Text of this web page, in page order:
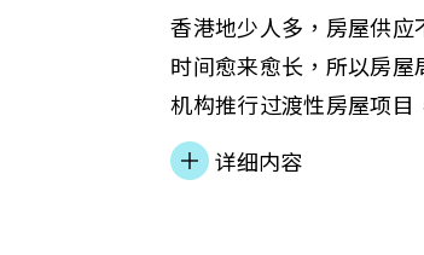
括：生涯及职涯规划发展
会﹑技能培训及给予资
与善导会合作致力协助
所的更生青年、残疾青
地公司企业社会责任部主
香港地少人多，房屋供应
时间愈来愈长，所以房
机构推行过渡性房屋项目
助机构分享过渡性房屋计
电台网站#过渡性房屋#
详细内容